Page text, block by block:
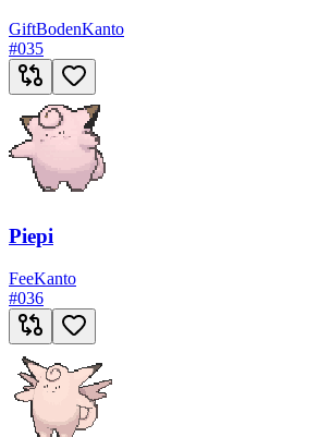
GiftBodenKanto
#035
Piepi
FeeKanto
#036